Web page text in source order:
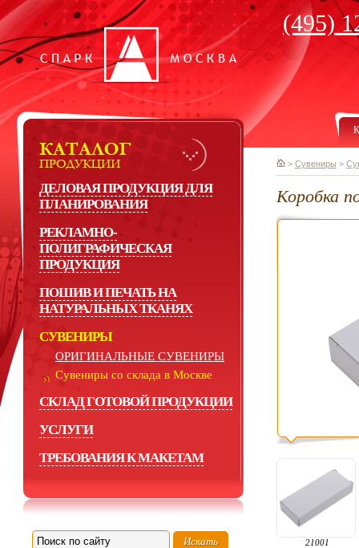
(495)
ДЕЛОВАЯ ПРОДУКЦИЯ ДЛЯ
ПЛАНИРОВАНИЯ
РЕКЛАМНО-
ПОЛИГРАФИЧЕСКАЯ
ПРОДУКЦИЯ
ПОШИВ И ПЕЧАТЬ НА
НАТУРАЛЬНЫХ ТКАНЯХ
СУВЕНИРЫ
ОРИГИНАЛЬНЫЕ СУВЕНИРЫ
Сувениры со склада в Москве
СКЛАД ГОТОВОЙ ПРОДУКЦИИ
УСЛУГИ
ТРЕБОВАНИЯ К МАКЕТАМ
> Сувениры >
Коробка
21001